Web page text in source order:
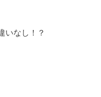
いなし！？